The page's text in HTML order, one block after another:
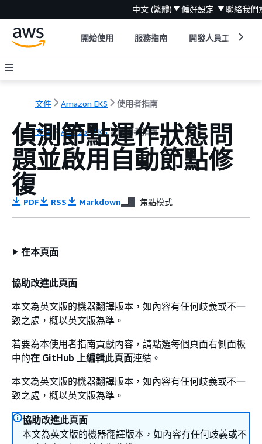
中文 (繁體) 偏好設定 聯絡我們
開始使用 服務指南 開發人員工具
文件 Amazon EKS 使用者指南
文件 Amazon EKS 使用者指南
偵測節點運作狀態問
題並啟用自動節點修
復
PDF RSS Markdown 焦點模式
在本頁面
協助改進此頁面
本文為英文版的機器翻譯版本，如內容有任何歧義或不一
致之處，概以英文版為準。
若要為本使用者指南貢獻內容，請點選每個頁面右側面板
中的在 GitHub 上編輯此頁面連結。
本文為英文版的機器翻譯版本，如內容有任何歧義或不一
致之處，概以英文版為準。
協助改進此頁面
本文為英文版的機器翻譯版本，如內容有任何歧義或不